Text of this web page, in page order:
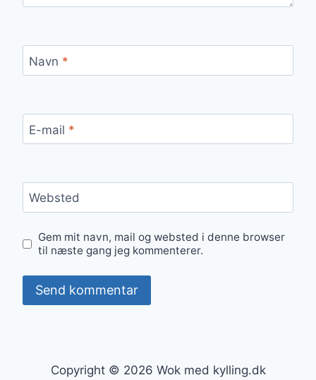
Navn *
E-mail *
Websted
Gem mit navn, mail og websted i denne browser
til næste gang jeg kommenterer.
Copyright © 2026 Wok med kylling.dk